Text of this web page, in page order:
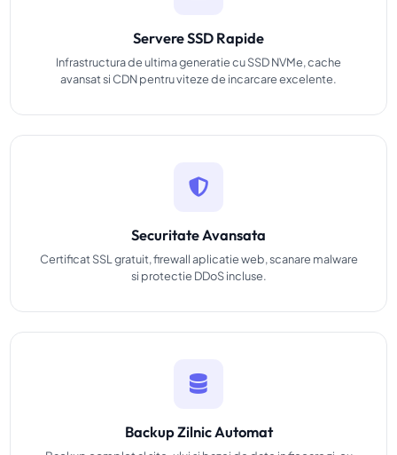
Servere SSD Rapide
Infrastructura de ultima generatie cu SSD NVMe, cache
avansat si CDN pentru viteze de incarcare excelente.
Securitate Avansata
Certificat SSL gratuit, firewall aplicatie web, scanare malware
si protectie DDoS incluse.
Backup Zilnic Automat